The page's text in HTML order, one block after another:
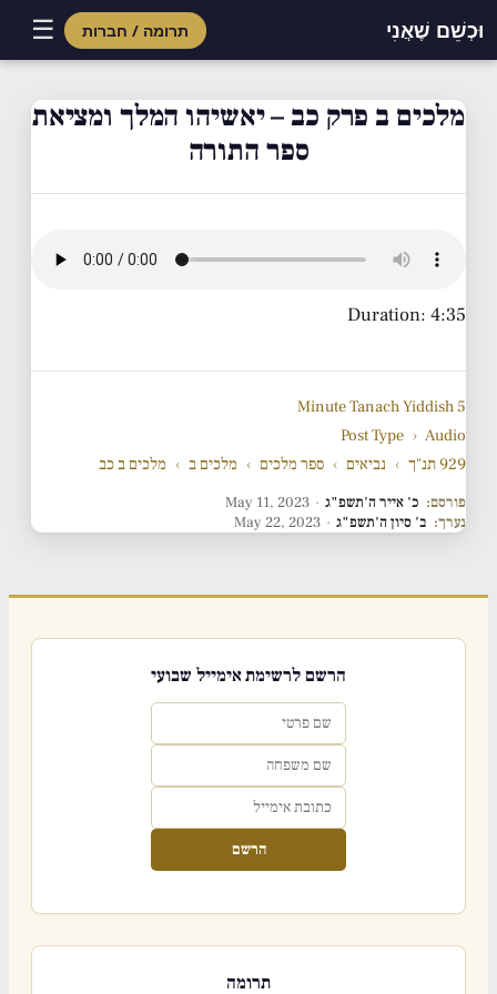
וּכְשֵׁם שֶׁאֲנִי תרומה / חברות ☰
content
מלכים ב פרק כב – יאשיהו המלך ומציאת
ספר התורה
Duration: 4:35
5 Minute Tanach Yiddish
Post Type › Audio
929 תנ"ך
› נביאים › ספר מלכים › מלכים ב › מלכים ב כב
פורסם: כ' אייר ה'תשפ"ג ·
May 11, 2023
נערך: ב' סיון ה'תשפ"ג ·
May 22, 2023
הרשם לרשימת אימייל שבועי
הרשם
תרומה